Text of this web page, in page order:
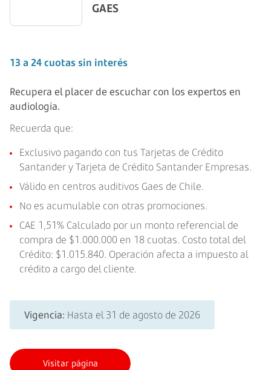
GAES
13 a 24 cuotas sin interés
Recupera el placer de escuchar con los expertos en
audiología.
Recuerda que:
Exclusivo pagando con tus Tarjetas de Crédito
Santander y Tarjeta de Crédito Santander Empresas.
Válido en centros auditivos Gaes de Chile.
No es acumulable con otras promociones.
CAE 1,51% Calculado por un monto referencial de
compra de $1.000.000 en 18 cuotas. Costo total del
Crédito: $1.015.840. Operación afecta a impuesto al
crédito a cargo del cliente.
Vigencia: Hasta el 31 de agosto de 2026
Visitar página